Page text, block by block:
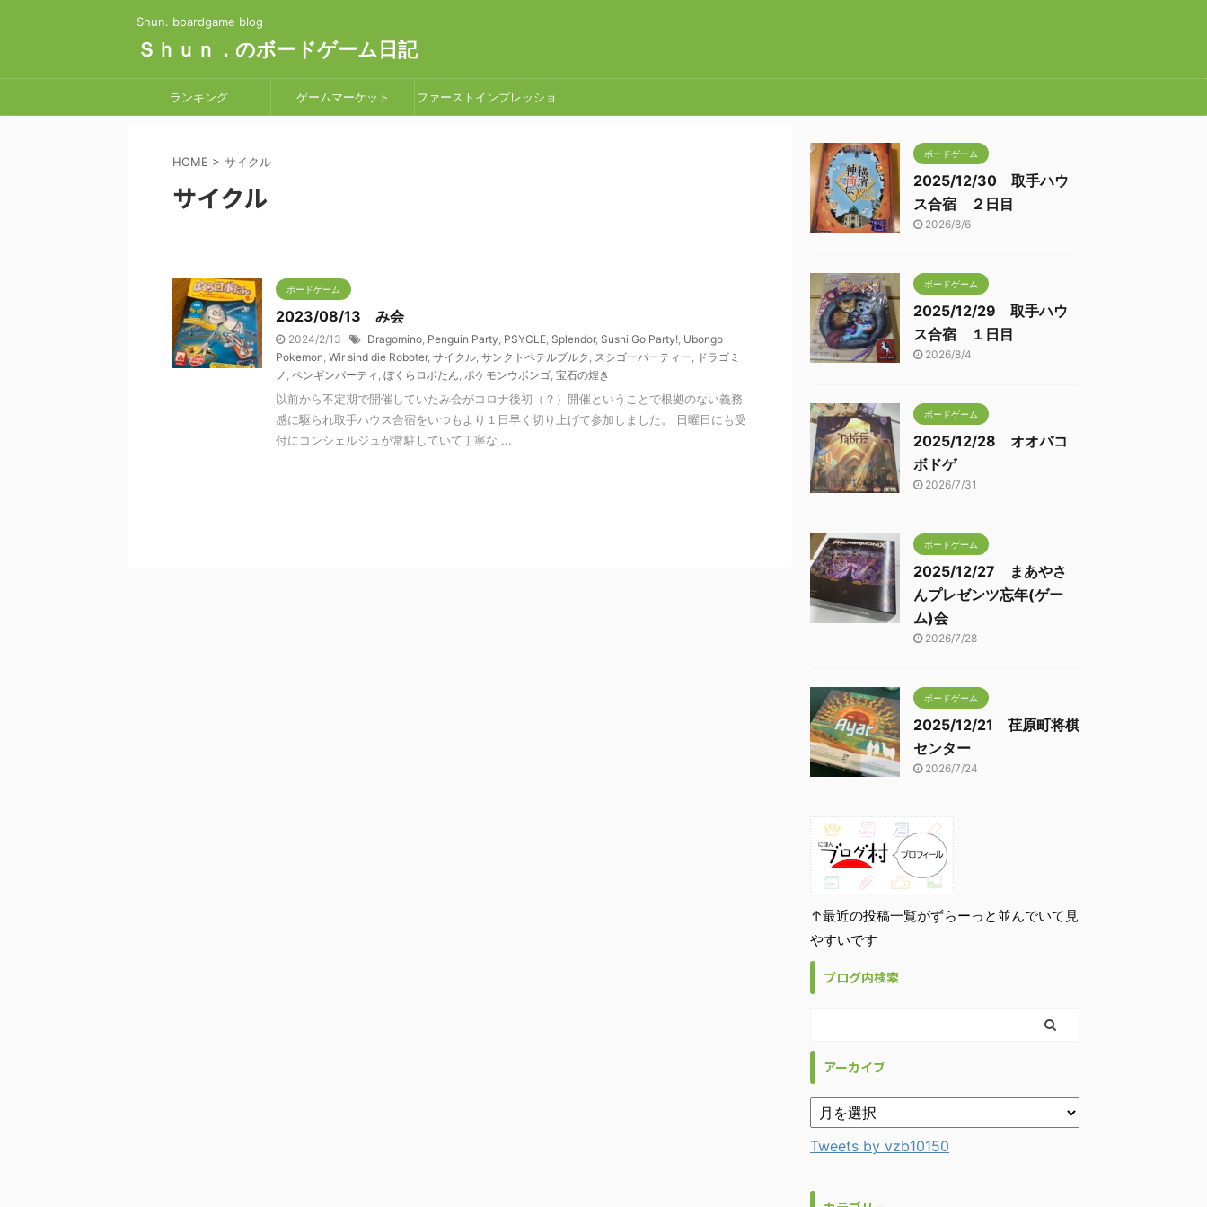
Shun. boardgame blog
Ｓｈｕｎ．のボードゲーム日記
ランキング ゲームマーケット ファーストインプレッショ
HOME > サイクル
サイクル
ボードゲーム
2023/08/13 み会
2024/2/13 Dragomino, Penguin Party, PSYCLE, Splendor, Sushi Go Party!, Ubongo
Pokemon, Wir sind die Roboter, サイクル, サンクトペテルブルク , スシゴーパーティー, ドラゴミ
ノ , ペンギンパーティ , ぼくらロボたん, ポケモンウボンゴ, 宝石の煌き
以前から不定期で開催していたみ会がコロナ後初（？）開催ということで根拠のない義務
感に駆られ取手ハウス合宿をいつもより１日早く切り上げて参加しました。 日曜日にも受
付にコンシェルジュが常駐していて丁寧な ...
ボードゲーム
2025/12/30 取手ハウ
ス合宿 ２日目
2026/8/6
ボードゲーム
2025/12/29 取手ハウ
ス合宿 １日目
2026/8/4
ボードゲーム
2025/12/28 オオバコ
ボドゲ
2026/7/31
ボードゲーム
2025/12/27 まあやさ
んプレゼンツ忘年(ゲー
ム)会
2026/7/28
ボードゲーム
2025/12/21 荏原町将棋
センター
2026/7/24
↑最近の投稿一覧がずらーっと並んでいて見
やすいです
ブログ内検索
アーカイブ
Tweets by vzb10150